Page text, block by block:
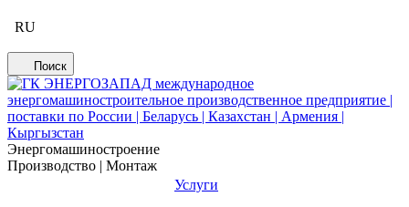
RU
Поиск
Энергомашиностроение
Производство | Монтаж
Услуги